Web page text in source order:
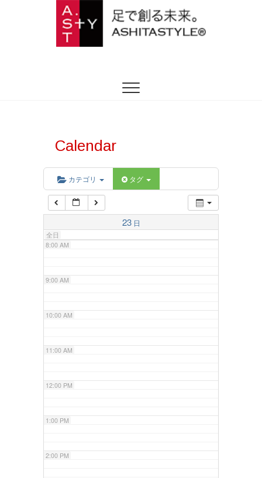
Calendar
カテゴリ タグ
23 日
全日
2:00 AM
5:00 AM
6:00 AM
7:00 AM
8:00 AM
9:00 AM
10:00 AM
11:00 AM
12:00 PM
1:00 PM
2:00 PM